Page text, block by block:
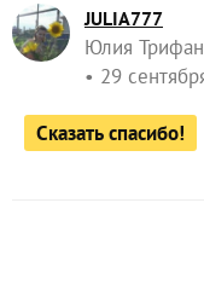
JULIA777
Юлия
29
Сказать спасибо!